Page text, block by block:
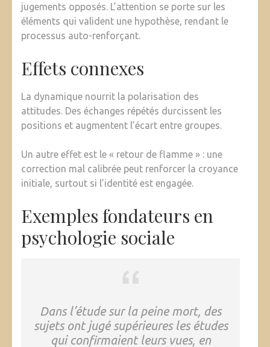
jugements opposés. L’attention se porte sur les
éléments qui valident une hypothèse, rendant le
processus auto-renforçant.
Effets connexes
La dynamique nourrit la polarisation des
attitudes. Des échanges répétés durcissent les
positions et augmentent l’écart entre groupes.
Un autre effet est le « retour de flamme » : une
correction mal calibrée peut renforcer la croyance
initiale, surtout si l’identité est engagée.
Exemples fondateurs en
psychologie sociale
Dans l’étude sur la peine mort, des
sujets ont jugé supérieures les études
qui confirmaient leurs vues, en